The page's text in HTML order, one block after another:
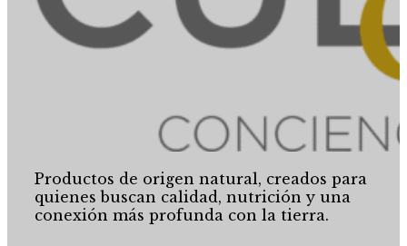
Productos de origen natural, creados para
quienes buscan calidad, nutrición y una
conexión más profunda con la tierra.